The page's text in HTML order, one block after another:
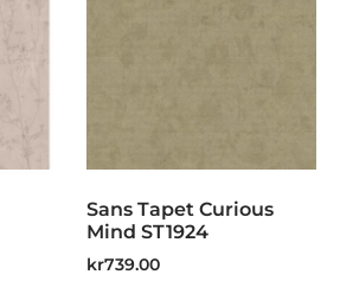
Sans Tapet Curious
Mind ST1924
kr739.00